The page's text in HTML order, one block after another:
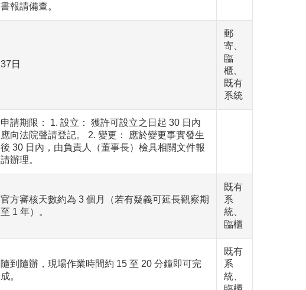
書報請備查。
37日
郵
寄、
臨
櫃、
既有
系統
申請期限： 1. 設立： 獲許可設立之日起 30 日內
應向法院聲請登記。 2. 變更： 應於變更事實發生
後 30 日內，由負責人（董事長）檢具相關文件報
請辦理。
官方審核天數約為 3 個月（若有疑義可延長觀察期
至 1 年）。
既有
系
統、
臨櫃
隨到隨辦，現場作業時間約 15 至 20 分鐘即可完
成。
既有
系
統、